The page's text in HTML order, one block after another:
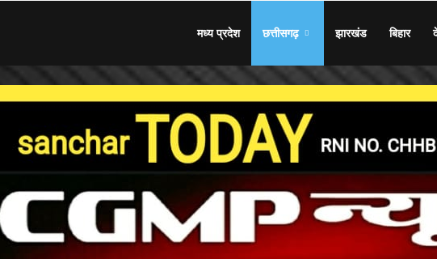
मध्य प्रदेश छत्तीसगढ़ झारखंड बिहार